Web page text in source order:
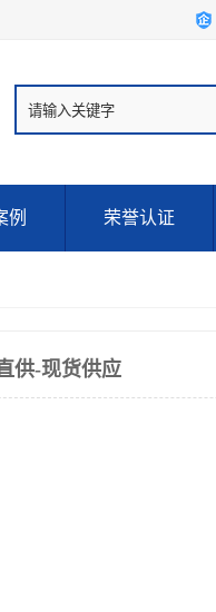
例 荣誉认证
供-现货供应